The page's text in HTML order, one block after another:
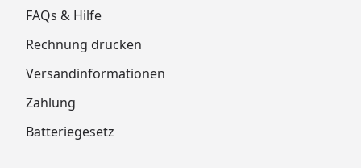
FAQs & Hilfe
Rechnung drucken
Versandinformationen
Zahlung
Batteriegesetz